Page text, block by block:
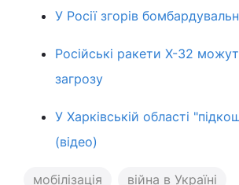
У Росії згорів
Російські ракети Х-32
загрозу
У Харківській області
(відео)
мобілізація війна в Україні